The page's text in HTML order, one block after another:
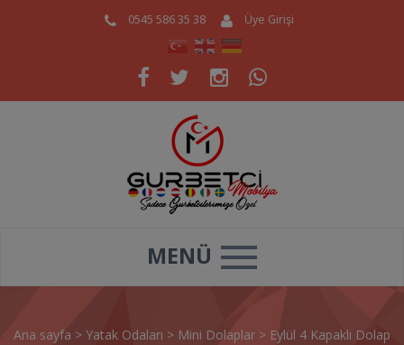
0545 586 35 38 Üye Girişi
MENÜ
Ana sayfa > Yatak Odaları > Mini Dolaplar > Eylül 4 Kapaklı Dolap